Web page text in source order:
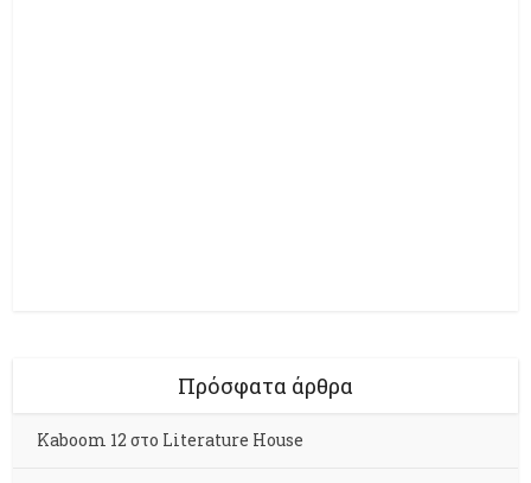
Πρόσφατα άρθρα
Kaboom 12 στο Literature House